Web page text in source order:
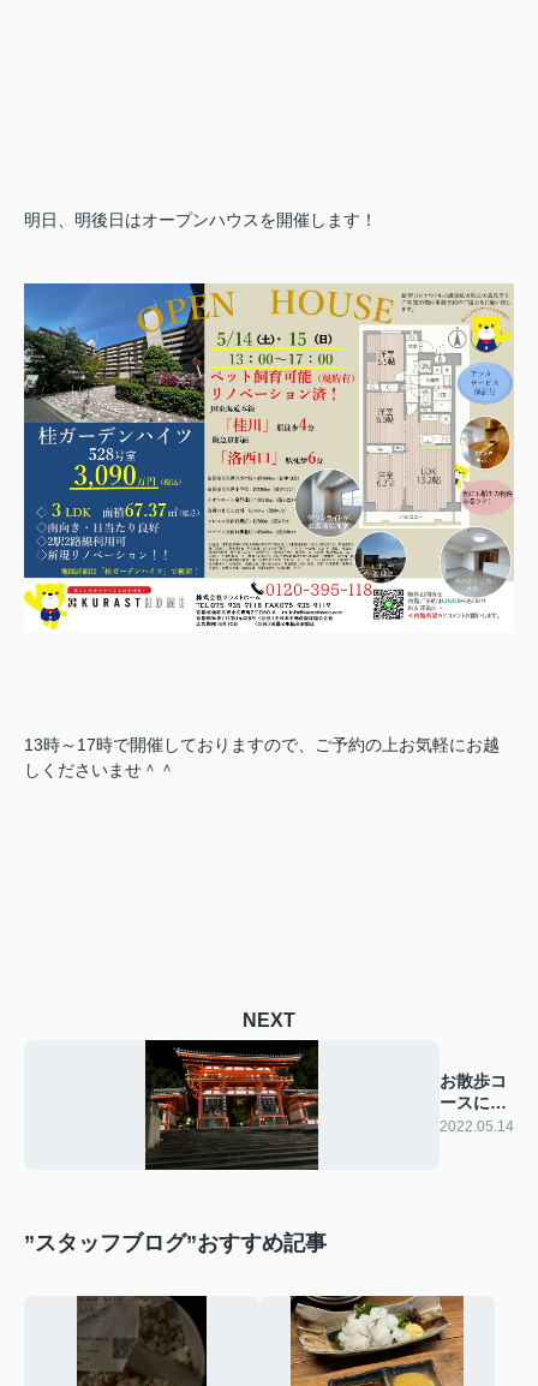
明日、明後日はオープンハウスを開催します！
13時～17時で開催しておりますので、ご予約の上お気軽にお越
しくださいませ＾＾
NEXT
お散歩コ
ースにぜ
ひ！
2022.05.14
”スタッフブログ”おすすめ記事